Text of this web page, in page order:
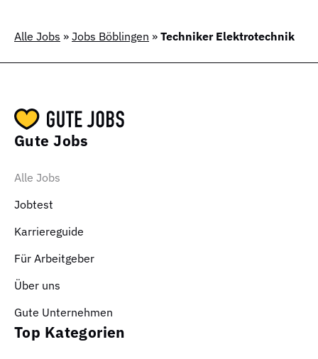
Alle Jobs » Jobs Böblingen » Techniker Elektrotechnik
Gute Jobs
Alle Jobs
Jobtest
Karriereguide
Für Arbeitgeber
Über uns
Gute Unternehmen
Top Kategorien